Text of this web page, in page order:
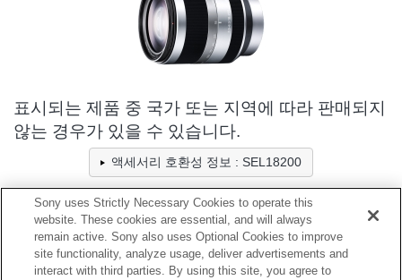
표시되는 제품 중 국가 또는 지역에 따라 판매되지
않는 경우가 있을 수 있습니다.
액세서리 호환성 정보 : SEL18200
케이스/스트랩/벨트
완벽하게 호환
Sony uses Strictly Necessary Cookies to operate this
website. These cookies are essential, and will always
remain active. Sony also uses Optional Cookies to improve
site functionality, analyze usage, deliver advertisements and
interact with third parties. By using this site, you agree to